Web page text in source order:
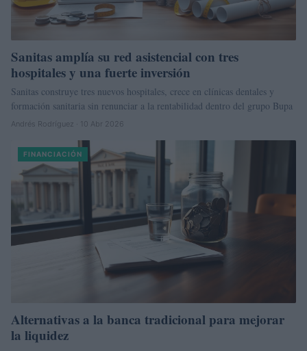
Sanitas amplía su red asistencial con tres
hospitales y una fuerte inversión
Sanitas construye tres nuevos hospitales, crece en clínicas dentales y
formación sanitaria sin renunciar a la rentabilidad dentro del grupo Bupa
Andrés Rodríguez · 10 Abr 2026
FINANCIACIÓN
Alternativas a la banca tradicional para mejorar
la liquidez